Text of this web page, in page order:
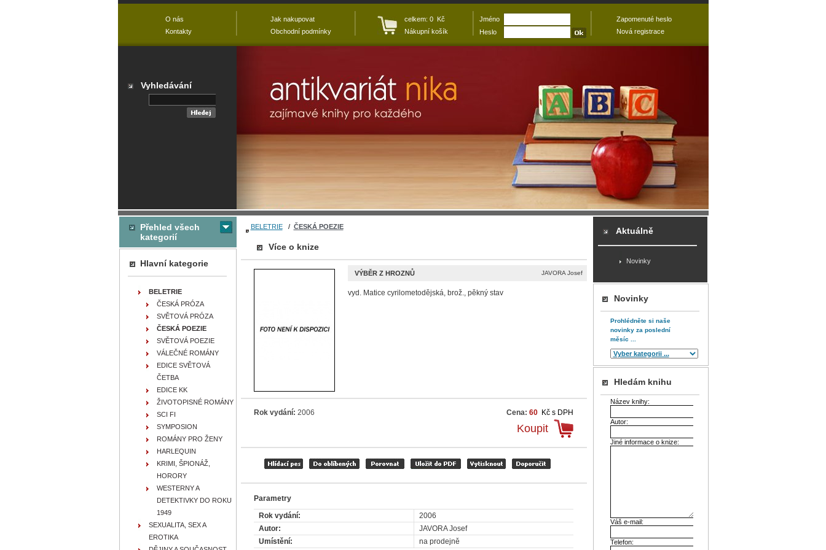
BELETRIE/ ČESKÁ POEZIE
Více o knize
VÝBĚR Z HROZNŮ JAVORA Josef
vyd. Matice cyrilometodějská, brož., pěkný stav
Rok vydání: 2006 Cena: 60 Kč s DPH
Koupit
Parametry
Rok vydání:
2006
Autor:
JAVORA Josef
Umístění:
na prodejně
Přehled všech
kategorií
Hlavní kategorie
BELETRIE
ČESKÁ PRÓZA
SVĚTOVÁ PRÓZA
ČESKÁ POEZIE
SVĚTOVÁ POEZIE
VÁLEČNÉ ROMÁNY
EDICE SVĚTOVÁ
ČETBA
EDICE KK
ŽIVOTOPISNÉ ROMÁNY
SCI FI
SYMPOSION
ROMÁNY PRO ŽENY
HARLEQUIN
KRIMI, ŠPIONÁŽ,
HORORY
WESTERNY A
DETEKTIVKY DO ROKU
1949
SEXUALITA, SEX A
EROTIKA
Aktuálně
Novinky
Novinky
Prohlédněte si naše
novinky za poslední
měsíc ...
Hledám knihu
Název knihy:
Autor:
Jiné informace o knize:
Váš e-mail:
Telefon:
O nás
Kontakty
Jak nakupovat
Obchodní podmínky
celkem: 0 Kč
Nákupní košík
Jméno
Heslo
Zapomenuté heslo
Nová registrace
Vyhledávání